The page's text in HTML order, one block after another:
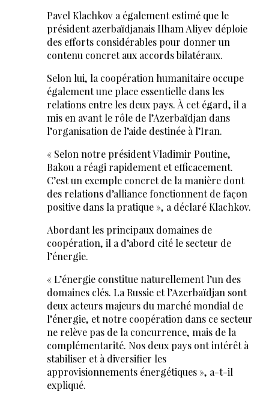
Pavel Klachkov a également estimé que le
président azerbaïdjanais Ilham Aliyev déploie
des efforts considérables pour donner un
contenu concret aux accords bilatéraux.
Selon lui, la coopération humanitaire occupe
également une place essentielle dans les
relations entre les deux pays. À cet égard, il a
mis en avant le rôle de l’Azerbaïdjan dans
l’organisation de l’aide destinée à l’Iran.
« Selon notre président Vladimir Poutine,
Bakou a réagi rapidement et efficacement.
C’est un exemple concret de la manière dont
des relations d’alliance fonctionnent de façon
positive dans la pratique », a déclaré Klachkov.
Abordant les principaux domaines de
coopération, il a d’abord cité le secteur de
l’énergie.
« L’énergie constitue naturellement l’un des
domaines clés. La Russie et l’Azerbaïdjan sont
deux acteurs majeurs du marché mondial de
l’énergie, et notre coopération dans ce secteur
ne relève pas de la concurrence, mais de la
complémentarité. Nos deux pays ont intérêt à
stabiliser et à diversifier les
approvisionnements énergétiques », a-t-il
expliqué.